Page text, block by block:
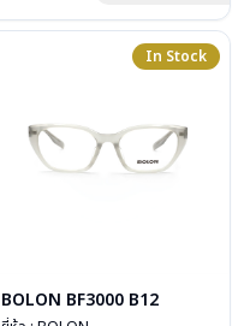
น้ำหนัก : 17 กรัม
อุปกรณ์ : กล่องแว่น, ผ้าเช็ดแว่น
In Stock
BOLON BF3000 B12